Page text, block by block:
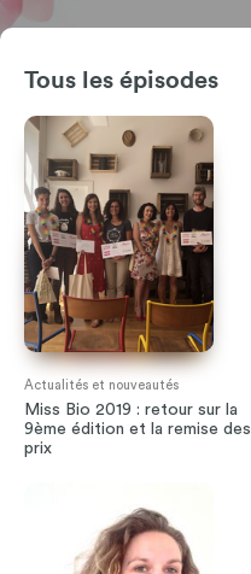
Tous les épisodes
Actualités et nouveautés
Miss Bio 2019 : retour sur la
9ème édition et la remise des
prix